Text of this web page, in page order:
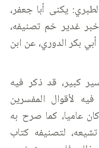
الطبري: يكنى أبا جعفر،
غدير خم تصنيفه،
بكر الدوري، عن ابن
كبير، قد ذكر فيه
لأقوال المفسرين
عاميا، كما صرح به
لتصنيفه كتاب